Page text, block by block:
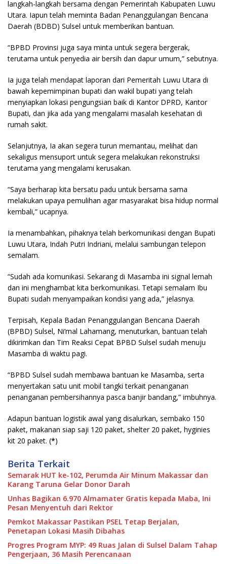
langkah-langkah bersama dengan Pemerintah Kabupaten Luwu
Utara. Iapun telah meminta Badan Penanggulangan Bencana
Daerah (BDBD) Sulsel untuk memberikan bantuan.
“BPBD Provinsi juga saya minta untuk segera bergerak,
terutama untuk penyedia air bersih dan dapur umum,” sebutnya.
Ia juga telah mendapat laporan dari Pemeritah Luwu Utara di
bawah kepemimpinan bupati dan wakil bupati yang telah
menyiapkan lokasi pengungsian baik di Kantor DPRD, Kantor
Bupati, dan jika ada yang mengalami masalah kesehatan di
rumah sakit.
Selanjutnya, Ia akan segera turun memantau, melihat dan
sekaligus mensuport untuk segera melakukan rekonstruksi
terutama yang mengalami kerusakan.
“Saya berharap kita bersatu padu untuk bersama sama
melakukan upaya pemulihan agar masyarakat bisa hidup normal
kembali,” ucapnya.
Ia menambahkan, pihaknya telah berkomunikasi dengan Bupati
Luwu Utara, Indah Putri Indriani, melalui sambungan telepon
semalam.
“Sudah ada komunikasi. Sekarang di Masamba ini signal lemah
dan ini menghambat kita berkomunikasi. Tetapi semalam Ibu
Bupati sudah menyampaikan kondisi yang ada,” jelasnya.
Terpisah, Kepala Badan Penanggulangan Bencana Daerah
(BPBD) Sulsel, Ni’mal Lahamang, menuturkan, bantuan telah
dikirimkan dan Tim Reaksi Cepat BPBD Sulsel sudah menuju
Masamba di waktu pagi.
“BPBD Sulsel sudah membawa bantuan ke Masamba, serta
menyertakan satu unit mobil tangki terkait penanganan
penanganan pembersihannya pasca banjir bandang,” imbuhnya.
Adapun bantuan logistik awal yang disalurkan, sembako 150
paket, makanan siap saji 120 paket, shelter 20 paket, hyginies
kit 20 paket. (*)
Berita Terkait
Semarak HUT ke-102, Perumda Air Minum Makassar dan
Karang Taruna Gelar Donor Darah
Unhas Bagikan 6.970 Almamater Gratis kepada Maba, Ini
Pesan Menyentuh dari Rektor
Pemkot Makassar Pastikan PSEL Tetap Berjalan,
Penetapan Lokasi Masih Dibahas
Progres Program MYP: 49 Ruas Jalan di Sulsel Dalam Tahap
Pengerjaan, 36 Masih Perencanaan